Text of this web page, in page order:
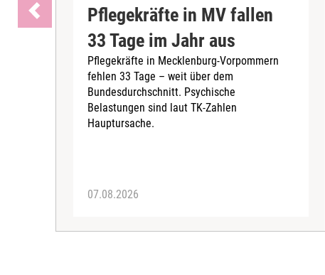
Pflegekräfte in MV fallen
33 Tage im Jahr aus
Pflegekräfte in Mecklenburg-Vorpommern
fehlen 33 Tage – weit über dem
Bundesdurchschnitt. Psychische
Belastungen sind laut TK-Zahlen
Hauptursache.
07.08.2026